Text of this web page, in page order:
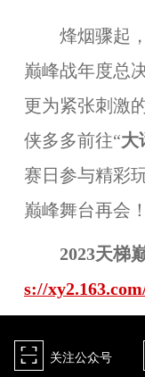
烽烟骤起，
巅峰战年度总
更为紧张刺激
侠多多前往“大
赛日参与精彩
巅峰舞台再会！
2023天梯巅
s://
򰀁 关注公众号